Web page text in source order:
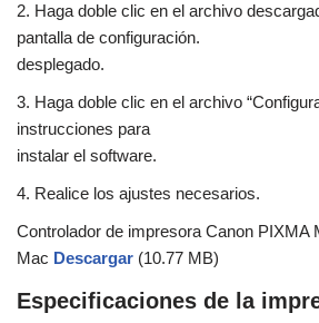
2. Haga doble clic en el archivo
pantalla de configuración.
desplegado.
3. Haga doble clic en el archivo
instrucciones para
instalar el software.
4. Realice los ajustes necesarios.
Controlador de impresora Canon PIXMA
Mac Descargar (10.77 MB)
Especificaciones de la